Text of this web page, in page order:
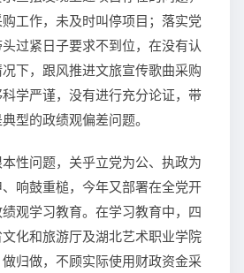
工作，未及时叫停项目；落实党
过紧日子要求不到位，在没有认
下，跟风推进文旅宣传歌曲采购
学严谨，没有进行充分论证，带
型的政绩观偏差问题。
性问题，关乎立党为公、执政为
响鼓重槌，今年又部署在全党开
观学习教育。在学习教育中，四
化和旅游厅及湖北艺术职业学院
归做，不顾实际使用财政资金采